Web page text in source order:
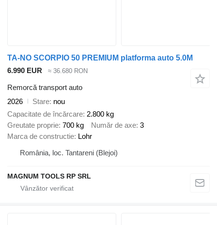
TA-NO SCORPIO 50 PREMIUM platforma auto 5.0M
6.990 EUR
≈ 36.680 RON
Remorcă transport auto
2026
Stare nou
Capacitate de încărcare 2.800 kg
Greutate proprie 700 kg Număr de axe 3
Marca de constructie Lohr
România, loc. Tantareni (Blejoi)
MAGNUM TOOLS RP SRL